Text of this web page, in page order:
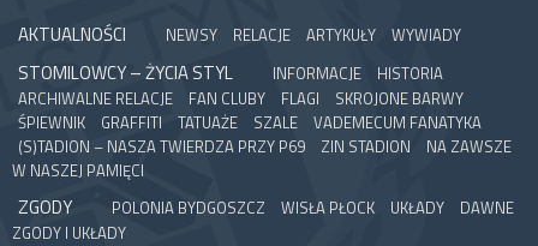
AKTUALNOŚCI NEWSY RELACJE ARTYKUŁY WYWIADY
STOMILOWCY – ŻYCIA STYL INFORMACJE
HISTORIA
ARCHIWALNE RELACJE
FAN CLUBY FLAGI
SKROJONE BARWY
ŚPIEWNIK
GRAFFITI TATUAŻE SZALE
VADEMECUM FANATYKA
(S)TADION – NASZA TWIERDZA PRZY P69
ZIN STADION
NA ZAWSZE
W NASZEJ PAMIĘCI
ZGODY POLONIA BYDGOSZCZ WISŁA PŁOCK UKŁADY
DAWNE
ZGODY I UKŁADY